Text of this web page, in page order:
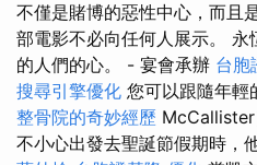
不僅是賭博的惡性中心，而且
部電影不必向任何人展示。
的人們的心。 - 宴會承辦 台胞
搜尋引擎優化 您可以跟隨年輕
整骨院的奇妙經歷 McCallister
不小心出發去聖誕節假期時，